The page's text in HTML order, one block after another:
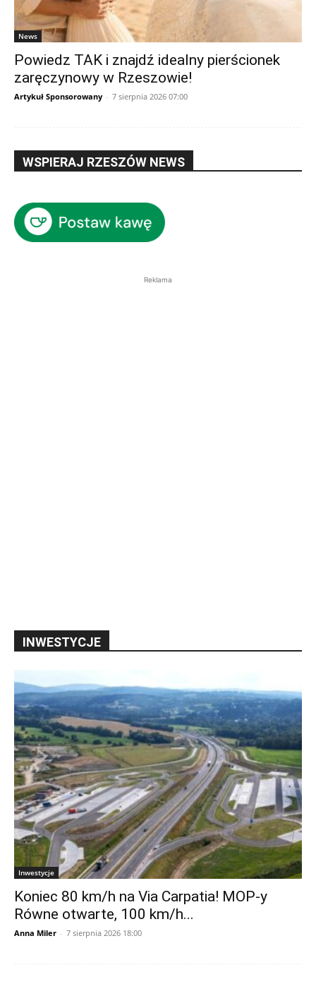
News
Powiedz TAK i znajdź idealny pierścionek
zaręczynowy w Rzeszowie!
Artykuł Sponsorowany - 7 sierpnia 2026 07:00
WSPIERAJ RZESZÓW NEWS
Reklama
INWESTYCJE
Inwestycje
Koniec 80 km/h na Via Carpatia! MOP-y
Równe otwarte, 100 km/h...
Anna Miler - 7 sierpnia 2026 18:00